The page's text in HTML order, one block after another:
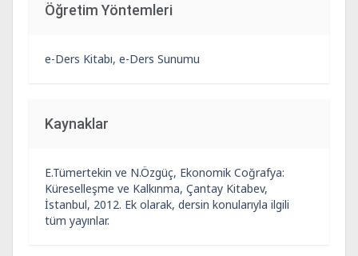
Öğretim Yöntemleri
e-Ders Kitabı, e-Ders Sunumu
Kaynaklar
E.Tümertekin ve N.Özgüç, Ekonomik Coğrafya:
Küreselleşme ve Kalkınma, Çantay Kitabev,
İstanbul, 2012. Ek olarak, dersin konularıyla ilgili
tüm yayınlar.